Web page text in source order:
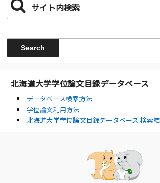
サイト内検索
北海道大学学位論文目録データベース
データベース検索方法
学位論文利用方法
北海道大学学位論文目録データベース 検索